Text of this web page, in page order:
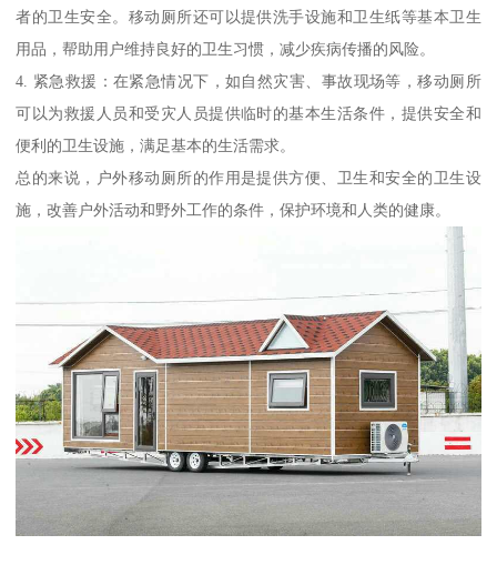
者的卫生安全。移动厕所还可以提供洗手设施和卫生纸等基本卫生
用品，帮助用户维持良好的卫生习惯，减少疾病传播的风险。
4. 紧急救援：在紧急情况下，如自然灾害、事故现场等，移动厕所
可以为救援人员和受灾人员提供临时的基本生活条件，提供安全和
便利的卫生设施，满足基本的生活需求。
总的来说，户外移动厕所的作用是提供方便、卫生和安全的卫生设
施，改善户外活动和野外工作的条件，保护环境和人类的健康。